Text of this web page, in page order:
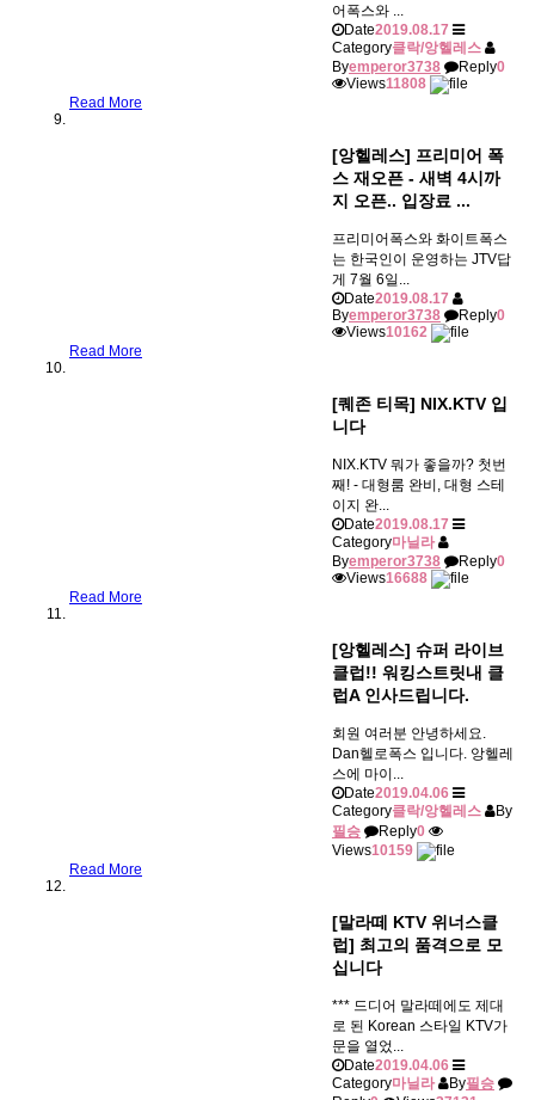
어폭스와 ...
Date2019.08.17
Category클락/앙헬레스
Byemperor3738 Reply0
Views11808
Read More
[앙헬레스] 프리미어 폭
스 재오픈 - 새벽 4시까
지 오픈.. 입장료 ...
프리미어폭스와 화이트폭스
는 한국인이 운영하는 JTV답
게 7월 6일...
Date2019.08.17
Byemperor3738 Reply0
Views10162
Read More
[퀘존 티목] NIX.KTV 입
니다
NIX.KTV 뭐가 좋을까? 첫번
째! - 대형룸 완비, 대형 스테
이지 완...
Date2019.08.17
Category마닐라
Byemperor3738 Reply0
Views16688
Read More
[앙헬레스] 슈퍼 라이브
클럽!! 워킹스트릿내 클
럽A 인사드립니다.
회원 여러분 안녕하세요.
Dan헬로폭스 입니다. 앙헬레
스에 마이...
Date2019.04.06
Category클락/앙헬레스
By
필승
Reply0
Views10159
Read More
[말라떼 KTV 위너스클
럽] 최고의 품격으로 모
십니다
*** 드디어 말라떼에도 제대
로 된 Korean 스타일 KTV가
문을 열었...
Date2019.04.06
Category마닐라 By필승